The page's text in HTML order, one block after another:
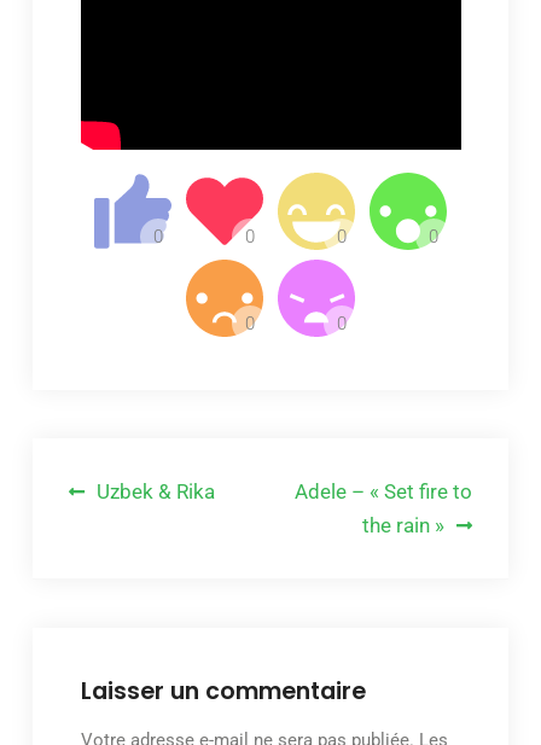
Navigation
Uzbek & Rika
Adele – « Set fire to
the rain »
Laisser un commentaire
Votre adresse e-mail ne sera pas publiée. Les